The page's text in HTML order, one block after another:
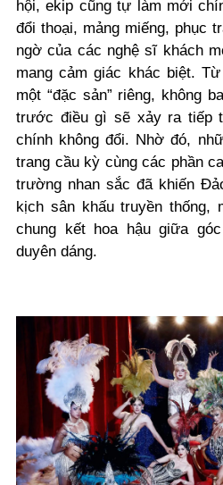
hội, ekip cũng tự làm mới
đổi thoại, mảng miếng, phục
ngờ của các nghệ sĩ khách
mang cảm giác khác biệt.
một “đặc sản” riêng, không
trước điều gì sẽ xảy ra tiếp
chính không đổi. Nhờ đó,
trang cầu kỳ cùng các phần
trường nhan sắc đã khiến
kịch sân khấu truyền thống,
chung kết hoa hậu giữa
duyên dáng.